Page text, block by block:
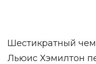
Шестикратный
Льюис Хэмилтон